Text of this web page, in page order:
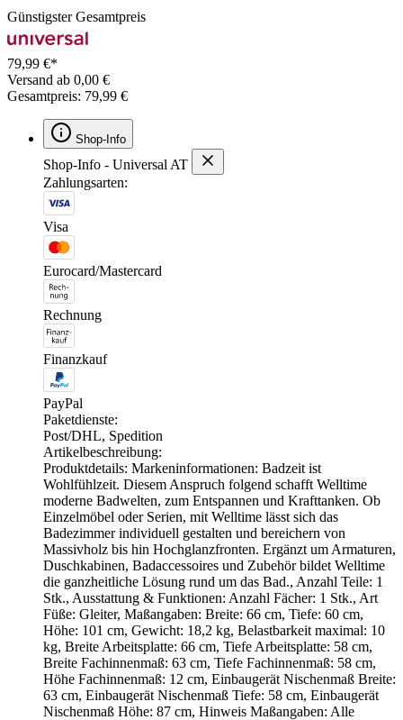
Günstigster Gesamtpreis
79,99 €*
Versand ab 0,00 €
Gesamtpreis: 79,99 €
Shop-Info
Shop-Info - Universal AT
Zahlungsarten:
Visa
Eurocard/Mastercard
Rechnung
Finanzkauf
PayPal
Paketdienste:
Post/DHL, Spedition
Artikelbeschreibung:
Produktdetails: Markeninformationen: Badzeit ist
Wohlfühlzeit. Diesem Anspruch folgend schafft Welltime
moderne Badwelten, zum Entspannen und Krafttanken. Ob
Einzelmöbel oder Serien, mit Welltime lässt sich das
Badezimmer individuell gestalten und bereichern von
Massivholz bis hin Hochglanzfronten. Ergänzt um Armaturen,
Duschkabinen, Badaccessoires und Zubehör bildet Welltime
die ganzheitliche Lösung rund um das Bad., Anzahl Teile: 1
Stk., Ausstattung & Funktionen: Anzahl Fächer: 1 Stk., Art
Füße: Gleiter, Maßangaben: Breite: 66 cm, Tiefe: 60 cm,
Höhe: 101 cm, Gewicht: 18,2 kg, Belastbarkeit maximal: 10
kg, Breite Arbeitsplatte: 66 cm, Tiefe Arbeitsplatte: 58 cm,
Breite Fachinnenmaß: 63 cm, Tiefe Fachinnenmaß: 58 cm,
Höhe Fachinnenmaß: 12 cm, Einbaugerät Nischenmaß Breite:
63 cm, Einbaugerät Nischenmaß Tiefe: 58 cm, Einbaugerät
Nischenmaß Höhe: 87 cm, Hinweis Maßangaben: Alle